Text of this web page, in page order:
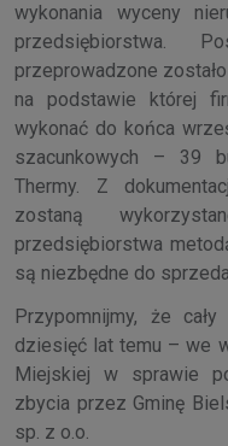
wykonania wyceny
przedsiębiorstwa.
przeprowadzone
na podstawie której
wykonać do końca
szacunkowych – 39
Thermy. Z
zostaną
przedsiębiorstwa
są niezbędne do
Przypomnijmy, że
dziesięć lat temu – we
Miejskiej w sprawie
zbycia przez Gminę
sp. z o.o.